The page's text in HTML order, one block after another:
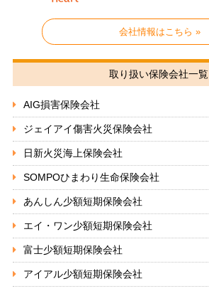
会社情報はこちら »
取り扱い保険会社一覧
AIG損害保険会社
ジェイアイ傷害火災保険会社
日新火災海上保険会社
SOMPOひまわり生命保険会社
あんしん少額短期保険会社
エイ・ワン少額短期保険会社
富士少額短期保険会社
アイアル少額短期保険会社